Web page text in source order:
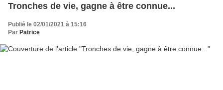
Tronches de vie, gagne à être connue...
Publié le 02/01/2021 à 15:16
Par Patrice